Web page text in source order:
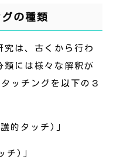
の種類
究は、古くから行わ
類には様々な解釈が
ッチングを以下の３
的タッチ)」
チ)」